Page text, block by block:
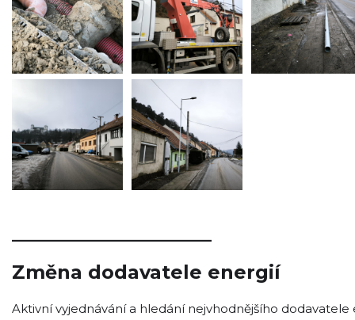
Změna dodavatele energií
Aktivní vyjednávání a hledání nejvhodnějšího dodavatele